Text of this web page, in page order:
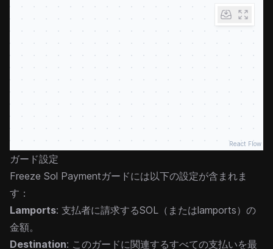
React Flow
ガード設定
Freeze Sol Paymentガードには以下の設定が含まれま
す：
Lamports: 支払者に請求するSOL（またはlamports）の
金額。
Destination: このガードに関連するすべての支払いを最